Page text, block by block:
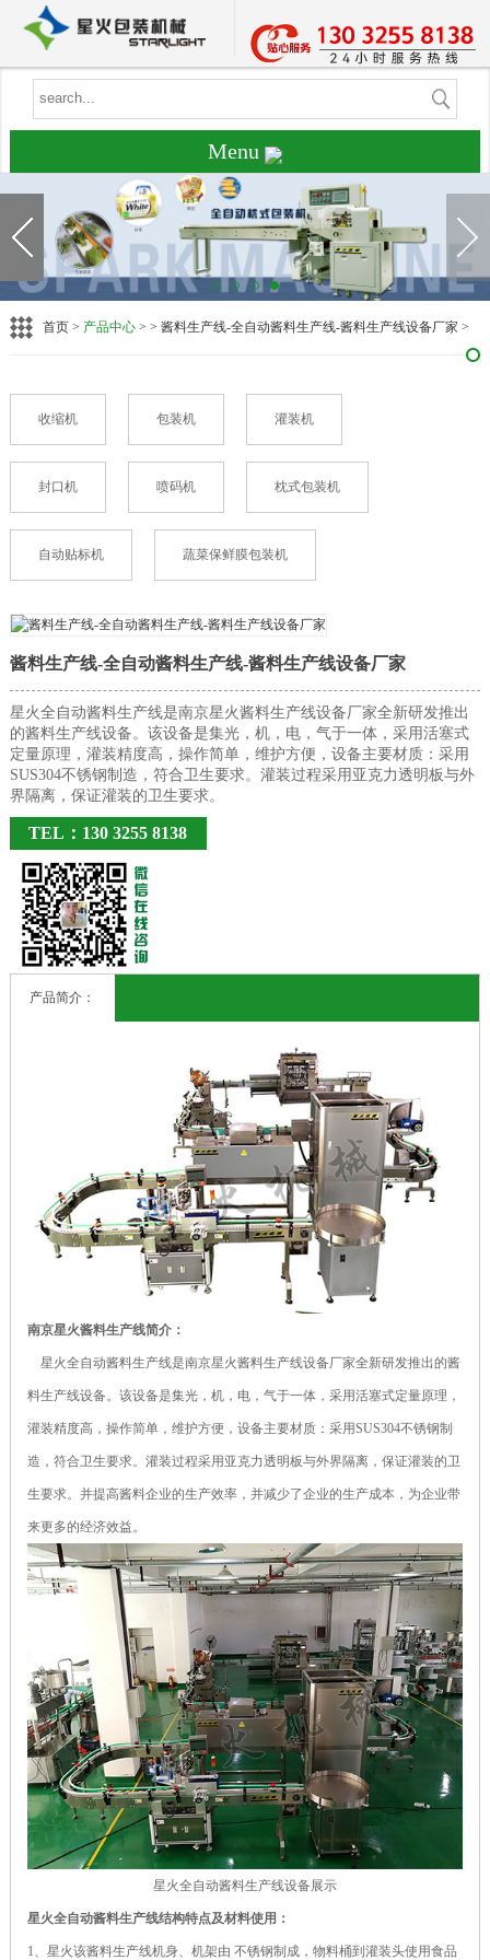
Menu
首页> 产品中心> > 酱料生产线-全自动酱料生产线-酱料生产线设备厂家 >
收缩机 包装机 灌装机
封口机 喷码机 枕式包装机
自动贴标机 蔬菜保鲜膜包装机
酱料生产线-全自动酱料生产线-酱料生产线设备厂家
星火全自动酱料生产线是南京星火酱料生产线设备厂家全新研发推出
的酱料生产线设备。该设备是集光，机，电，气于一体，采用活塞式
定量原理，灌装精度高，操作简单，维护方便，设备主要材质：采用
SUS304不锈钢制造，符合卫生要求。灌装过程采用亚克力透明板与外
界隔离，保证灌装的卫生要求。
TEL：130 3255 8138
产品简介：
南京星火酱料生产线简介：
星火全自动酱料生产线是南京星火酱料生产线设备厂家全新研发推出的酱
料生产线设备。该设备是集光，机，电，气于一体，采用活塞式定量原理，
灌装精度高，操作简单，维护方便，设备主要材质：采用SUS304不锈钢制
造，符合卫生要求。灌装过程采用亚克力透明板与外界隔离，保证灌装的卫
生要求。并提高酱料企业的生产效率，并减少了企业的生产成本，为企业带
来更多的经济效益。
星火全自动酱料生产线设备展示
星火全自动酱料生产线结构特点及材料使用：
1、星火该酱料生产线机身、机架由 不锈钢制成，物料桶到灌装头使用食品